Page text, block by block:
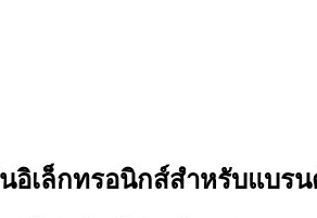
อิเล็กทรอนิกส์สำหรับแบร